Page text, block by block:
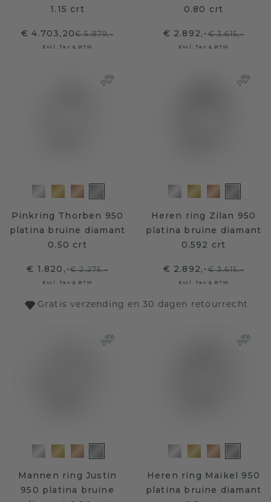
1.15 crt
€ 4.703,20€ 5.879,-
Excl. Tax & BTW
0.80 crt
€ 2.892,-€ 3.615,-
Excl. Tax & BTW
Pinkring Thorben 950
platina bruine diamant
0.50 crt
€ 1.820,-€ 2.275,-
Excl. Tax & BTW
Heren ring Zilan 950
platina bruine diamant
0.592 crt
€ 2.892,-€ 3.615,-
Excl. Tax & BTW
Gratis verzending en 30 dagen retourrecht
Mannen ring Justin
950 platina bruine
Heren ring Maikel 950
platina bruine diamant